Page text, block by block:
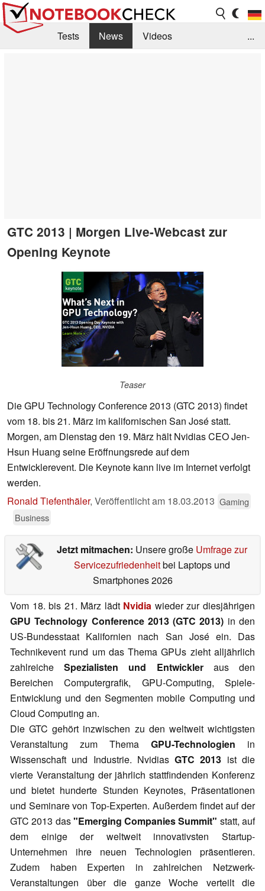
Tests News
Videos
...
GTC 2013 | Morgen Live-Webcast zur
Opening Keynote
Teaser
Die GPU Technology Conference 2013 (GTC 2013) findet
vom 18. bis 21. März im kalifornischen San José statt.
Morgen, am Dienstag den 19. März hält Nvidias CEO Jen-
Hsun Huang seine Eröffnungsrede auf dem
Entwicklerevent. Die Keynote kann live im Internet verfolgt
werden.
Ronald Tiefenthäler, Veröffentlicht am 18.03.2013 Gaming
Business
Jetzt mitmachen: Unsere große Umfrage zur
Servicezufriedenheitbei Laptops und
Smartphones 2026
Vom 18. bis 21. März lädt Nvidia wieder zur diesjährigen
GPU Technology Conference 2013 (GTC 2013) in den
US-Bundesstaat Kalifornien nach San José ein. Das
Technikevent rund um das Thema GPUs zieht alljährlich
zahlreicheSpezialisten und Entwickleraus den
Bereichen Computergrafik, GPU-Computing, Spiele-
Entwicklung und den Segmenten mobile Computing und
Cloud Computing an.
Die GTC gehört inzwischen zu den weltweit wichtigsten
Veranstaltung zum Thema GPU-Technologien in
Wissenschaft und Industrie. NvidiasGTC 2013 ist die
vierte Veranstaltung der jährlich stattfindenden Konferenz
und bietet hunderte Stunden Keynotes, Präsentationen
und Seminare von Top-Experten. Außerdem findet auf der
GTC 2013 das"Emerging Companies Summit" statt, auf
dem einige der weltweit innovativsten Startup-
Unternehmen ihre neuen Technologien präsentieren.
Zudem haben Experten in zahlreichen Netzwerk-
Veranstaltungen über die ganze Woche verteilt die